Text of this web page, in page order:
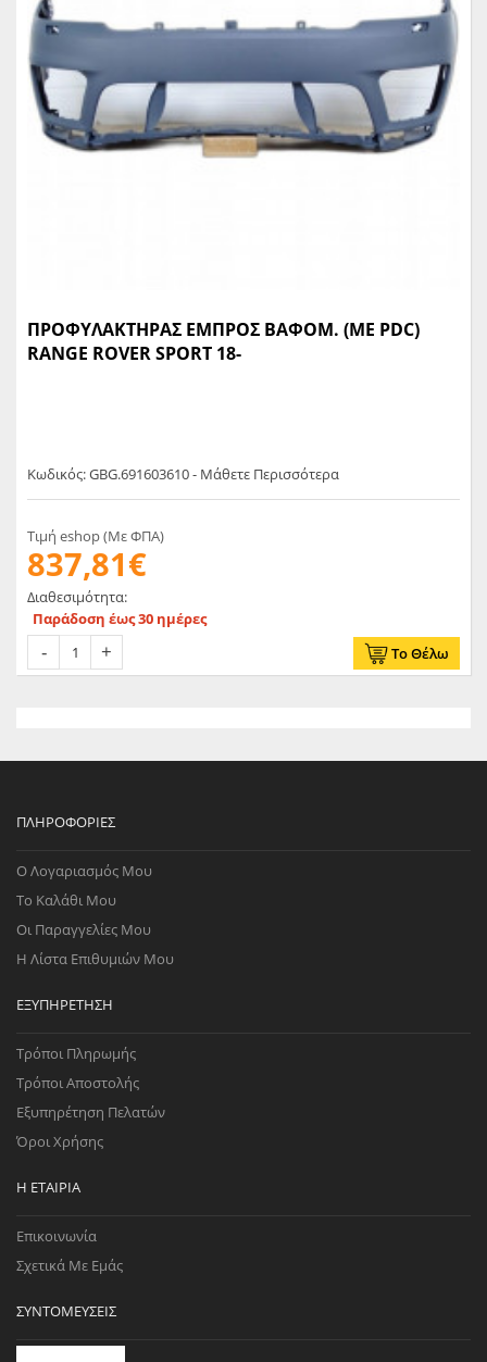
ΠΡΟΦΥΛΑΚΤΗΡΑΣ ΕΜΠΡΟΣ ΒΑΦΟΜ. (ΜΕ PDC)
RANGE ROVER SPORT 18-
Κωδικός: GBG.691603610 - Μάθετε Περισσότερα
Τιμή eshop (Με ΦΠΑ)
837,81€
Διαθεσιμότητα:
Παράδοση έως 30 ημέρες
Το Θέλω
ΠΛΗΡΟΦΟΡΊΕΣ
Ο Λογαριασμός Μου
Το Καλάθι Μου
Οι Παραγγελίες Μου
Η Λίστα Επιθυμιών Μου
ΕΞΥΠΗΡΈΤΗΣΗ
Τρόποι Πληρωμής
Τρόποι Αποστολής
Εξυπηρέτηση Πελατών
Όροι Χρήσης
Η ΕΤΑΙΡΊΑ
Επικοινωνία
Σχετικά Με Εμάς
ΣΥΝΤΟΜΕΎΣΕΙΣ